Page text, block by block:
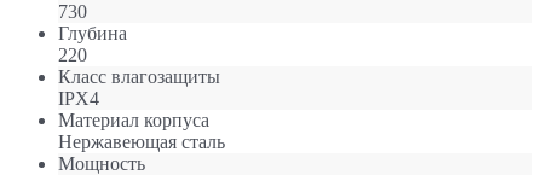
730
Глубина
220
Класс влагозащиты
IPX4
Материал корпуса
Нержавеющая сталь
Мощность